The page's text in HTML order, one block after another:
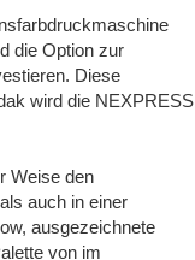
die Option zur
Diese
wird die NEXPRESS
Weise den
auch in einer
ausgezeichnete
von im